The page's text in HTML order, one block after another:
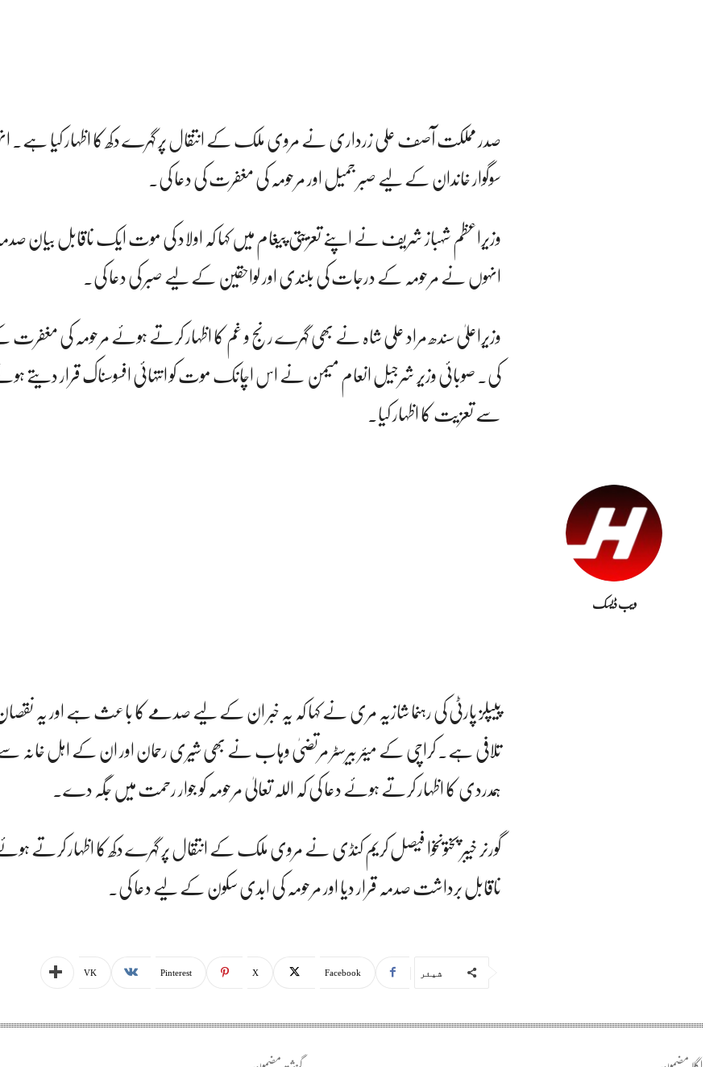
صدر مملکت آصف علی زرداری نے مروی ملک کے انتقال پر گہرے دکھ کا اظہار کیا
سوگوار خاندان کے لیے صبر جمیل اور مرحومہ کی مغفرت کی دعا کی۔
وزیراعظم شہباز شریف نے اپنے تعزیتی پیغام میں کہا کہ اولاد کی موت ایک ناقابل بیان
انہوں نے مرحومہ کے درجات کی بلندی اور لواحقین کے لیے صبر کی دعا کی۔
وزیراعلیٰ سندھ مراد علی شاہ نے بھی گہرے رنج و غم کا اظہار کرتے ہوئے مرحومہ کی
کی۔ صوبائی وزیر شرجیل انعام میمن نے اس اچانک موت کو انتہائی افسوسناک قرار دیتے
سے تعزیت کا اظہار کیا۔
پیپلز پارٹی کی رہنما شازیہ مری نے کہا کہ یہ خبر ان کے لیے صدمے کا باعث ہے اور یہ
تلافی ہے۔ کراچی کے میئر بیرسٹر مرتضیٰ وہاب نے بھی شیری رحمان اور ان کے اہل خانہ
ہمدردی کا اظہار کرتے ہوئے دعا کی کہ اللہ تعالیٰ مرحومہ کو جوار رحمت میں جگہ دے۔
گورنر خیبر پختونخوا فیصل کریم کنڈی نے مروی ملک کے انتقال پر گہرے دکھ کا اظہار کرتے
ناقابل برداشت صدمہ قرار دیا اور مرحومہ کی ابدی سکون کے لیے دعا کی۔
شیئر Facebook
X
Pinterest
VK
ویب ڈیسک